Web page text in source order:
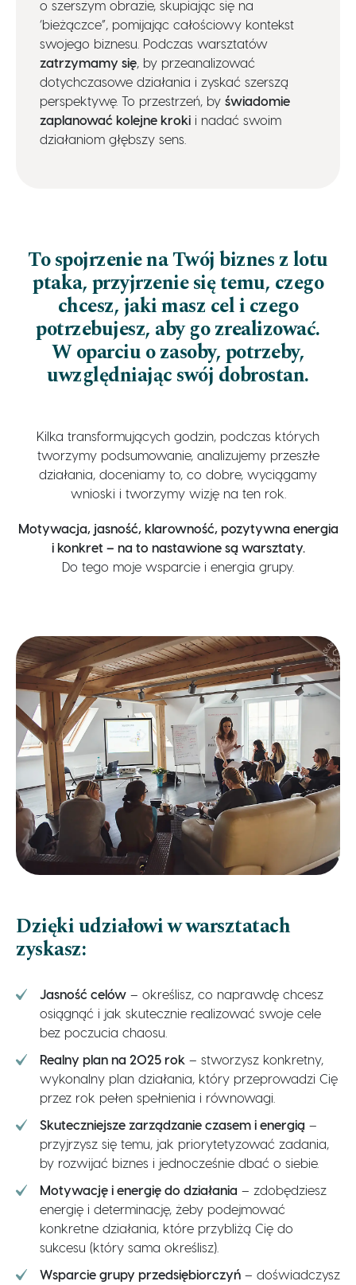
o szerszym obrazie, skupiając się na
‘bieżączce”, pomijając całościowy kontekst
swojego biznesu. Podczas warsztatów
zatrzymamy się, by przeanalizować
dotychczasowe działania i zyskać szerszą
perspektywę. To przestrzeń, by świadomie
zaplanować kolejne kroki i nadać swoim
działaniom głębszy sens.
To spojrzenie na Twój biznes z lotu
ptaka, przyjrzenie się temu, czego
chcesz, jaki masz cel i czego
potrzebujesz, aby go zrealizować.
W oparciu o zasoby, potrzeby,
uwzględniając swój dobrostan.
Kilka transformujących godzin, podczas których
tworzymy podsumowanie, analizujemy przeszłe
działania, doceniamy to, co dobre, wyciągamy
wnioski i tworzymy wizję na ten rok.
Motywacja, jasność, klarowność, pozytywna energia
i konkret – na to nastawione są warsztaty.
Do tego moje wsparcie i energia grupy.
Dzięki udziałowi w warsztatach
zyskasz:
Jasność celów – określisz, co naprawdę chcesz
osiągnąć i jak skutecznie realizować swoje cele
bez poczucia chaosu.
Realny plan na 2025 rok – stworzysz konkretny,
wykonalny plan działania, który przeprowadzi Cię
przez rok pełen spełnienia i równowagi.
Skuteczniejsze zarządzanie czasem i energią –
przyjrzysz się temu, jak priorytetyzować zadania,
by rozwijać biznes i jednocześnie dbać o siebie.
Motywację i energię do działania – zdobędziesz
energię i determinację, żeby podejmować
konkretne działania, które przybliżą Cię do
sukcesu (który sama określisz).
Wsparcie grupy przedsiębiorczyń – doświadczysz